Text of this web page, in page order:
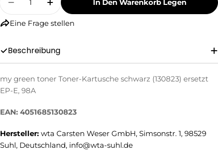
Menge Für My Green Toner Toner-
Menge Für My Green Toner Toner-
In Den Warenkorb Legen
Eine Frage stellen
Eine Frage stellen
Name
E-
Mail
Beschreibung
my green toner Toner-Kartusche schwarz (130823) ersetzt
EP-E, 98A
EAN: 4051685130823
Hersteller: wta Carsten Weser GmbH, Simsonstr. 1, 98529
Suhl, Deutschland, info@wta-suhl.de